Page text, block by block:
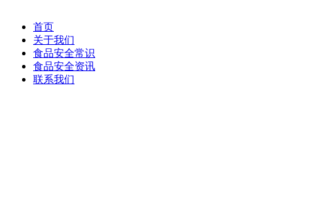
首页
关于我们
食品安全常识
食品安全资讯
联系我们